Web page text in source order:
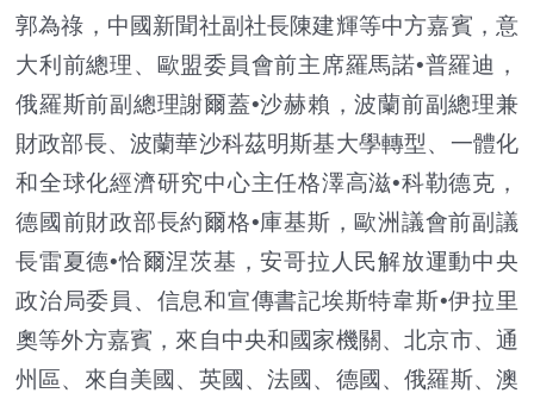
郭為祿，中國新聞社副社長陳建輝等中方嘉賓，意
大利前總理、歐盟委員會前主席羅馬諾•普羅迪，
俄羅斯前副總理謝爾蓋•沙赫賴，波蘭前副總理兼
財政部長、波蘭華沙科茲明斯基大學轉型、一體化
和全球化經濟研究中心主任格澤高滋•科勒德克，
德國前財政部長約爾格•庫基斯，歐洲議會前副議
長雷夏德•恰爾涅茨基，安哥拉人民解放運動中央
政治局委員、信息和宣傳書記埃斯特韋斯•伊拉里
奧等外方嘉賓，來自中央和國家機關、北京市、通
州區、來自美國、英國、法國、德國、俄羅斯、澳